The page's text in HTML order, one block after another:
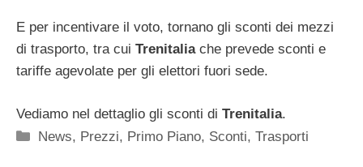
E per incentivare il voto, tornano gli sconti dei mezzi
di trasporto, tra cui Trenitaliache prevede sconti e
tariffe agevolate per gli elettori fuori sede.
Vediamo nel dettaglio gli sconti di Trenitalia.
Categorie
News, Prezzi, Primo Piano, Sconti,Trasporti